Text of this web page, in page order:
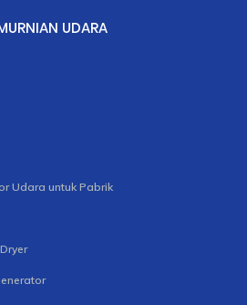
UDARA
Udara untuk Pabrik